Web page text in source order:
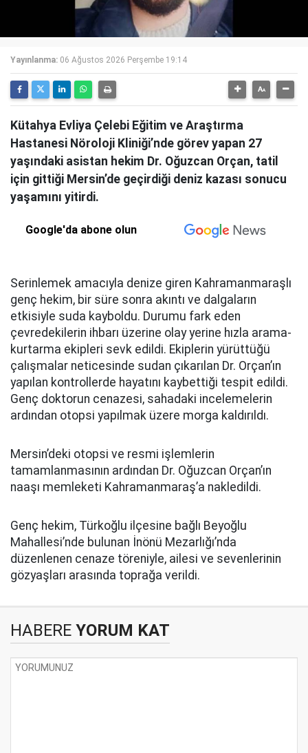
Yayınlanma: 06 Ağustos 2026 Perşembe 19:14
Kütahya Evliya Çelebi Eğitim ve Araştırma
Hastanesi Nöroloji Kliniği’nde görev yapan 27
yaşındaki asistan hekim Dr. Oğuzcan Orçan, tatil
için gittiği Mersin’de geçirdiği deniz kazası sonucu
yaşamını yitirdi.
Google'da abone olun
Serinlemek amacıyla denize giren Kahramanmaraşlı
genç hekim, bir süre sonra akıntı ve dalgaların
etkisiyle suda kayboldu. Durumu fark eden
çevredekilerin ihbarı üzerine olay yerine hızla arama-
kurtarma ekipleri sevk edildi. Ekiplerin yürüttüğü
çalışmalar neticesinde sudan çıkarılan Dr. Orçan’ın
yapılan kontrollerde hayatını kaybettiği tespit edildi.
Genç doktorun cenazesi, sahadaki incelemelerin
ardından otopsi yapılmak üzere morga kaldırıldı.
Mersin’deki otopsi ve resmi işlemlerin
tamamlanmasının ardından Dr. Oğuzcan Orçan’ın
naaşı memleketi Kahramanmaraş’a nakledildi.
Genç hekim, Türkoğlu ilçesine bağlı Beyoğlu
Mahallesi’nde bulunan İnönü Mezarlığı’nda
düzenlenen cenaze töreniyle, ailesi ve sevenlerinin
gözyaşları arasında toprağa verildi.
HABERE YORUM KAT